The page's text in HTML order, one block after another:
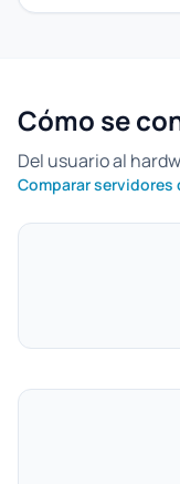
Cómo se
Del usuario al
Comparar